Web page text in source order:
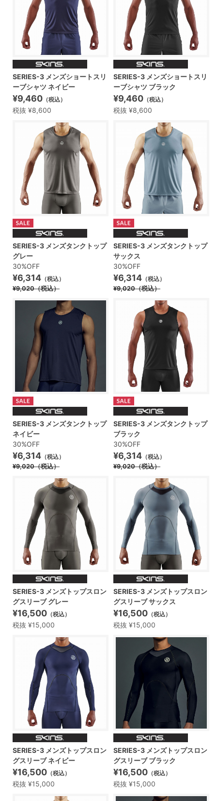
SERIES-3 メンズショートスリ
ーブシャツ ネイビー
¥9,460 （税込）
税抜 ¥8,600
SERIES-3 メンズショートスリ
ーブシャツ ブラック
¥9,460 （税込）
税抜 ¥8,600
SERIES-3 メンズタンクトップ
グレー
30%OFF
¥6,314 （税込）
¥9,020（税込）
SERIES-3 メンズタンクトップ
サックス
30%OFF
¥6,314 （税込）
¥9,020（税込）
SERIES-3 メンズタンクトップ
ネイビー
30%OFF
¥6,314 （税込）
¥9,020（税込）
SERIES-3 メンズタンクトップ
ブラック
30%OFF
¥6,314 （税込）
¥9,020（税込）
SERIES-3 メンズトップスロン
グスリーブ グレー
¥16,500 （税込）
税抜 ¥15,000
SERIES-3 メンズトップスロン
グスリーブ サックス
¥16,500 （税込）
税抜 ¥15,000
SERIES-3 メンズトップスロン
グスリーブ ネイビー
¥16,500 （税込）
税抜 ¥15,000
SERIES-3 メンズトップスロン
グスリーブ ブラック
¥16,500 （税込）
税抜 ¥15,000